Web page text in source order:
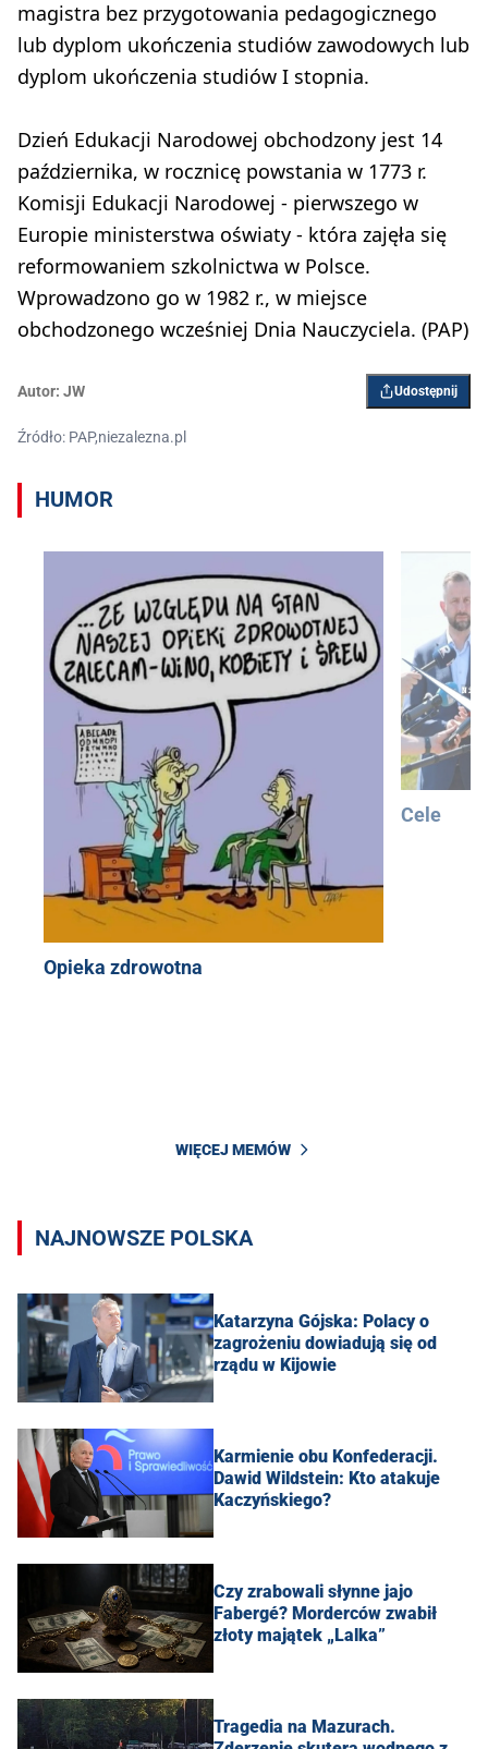
magistra bez przygotowania pedagogicznego
lub dyplom ukończenia studiów zawodowych lub
dyplom ukończenia studiów I stopnia.
Dzień Edukacji Narodowej obchodzony jest 14
października, w rocznicę powstania w 1773 r.
Komisji Edukacji Narodowej - pierwszego w
Europie ministerstwa oświaty - która zajęła się
reformowaniem szkolnictwa w Polsce.
Wprowadzono go w 1982 r., w miejsce
obchodzonego wcześniej Dnia Nauczyciela. (PAP)
Autor: JW Udostępnij
Źródło: PAP,niezalezna.pl
HUMOR
Opieka zdrowotna
Cele
WIĘCEJ MEMÓW
NAJNOWSZE POLSKA
Katarzyna Gójska: Polacy o
zagrożeniu dowiadują się od
rządu w Kijowie
Karmienie obu Konfederacji.
Dawid Wildstein: Kto atakuje
Kaczyńskiego?
Czy zrabowali słynne jajo
Fabergé? Morderców zwabił
złoty majątek „Lalka”
Tragedia na Mazurach.